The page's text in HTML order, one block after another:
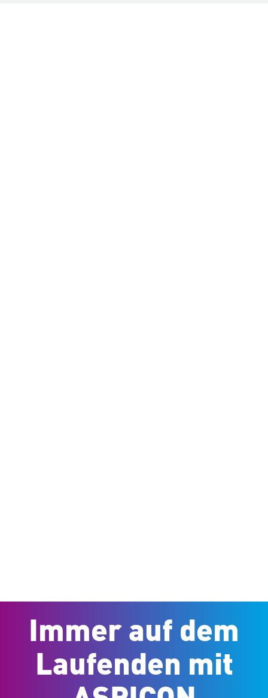
Immer auf dem
Laufenden mit